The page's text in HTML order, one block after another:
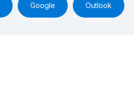
Google Outlook